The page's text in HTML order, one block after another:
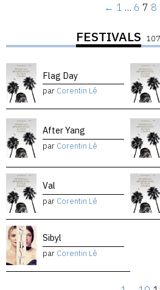
← 1 … 6 7 8
FESTIVALS
Flag Day
par Corentin Lê
After Yang
par Corentin Lê
Val
par Corentin Lê
Sibyl
par Corentin Lê